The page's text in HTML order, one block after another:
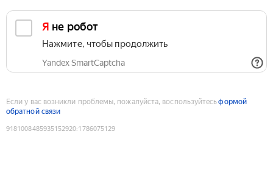
Я не робот
Нажмите, чтобы продолжить
Yandex SmartCaptcha
Если у вас возникли проблемы, пожалуйста, воспользуйтесьформой
обратной связи
9181008485935152920:1786075129